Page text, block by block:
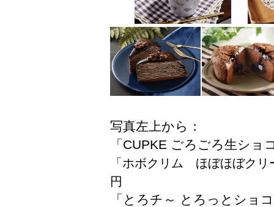
写真左上から：
「CUPKE ごろごろ生ショ
「ホボクリム ほぼほぼクリ
円
「とろチ～ とろっとショ